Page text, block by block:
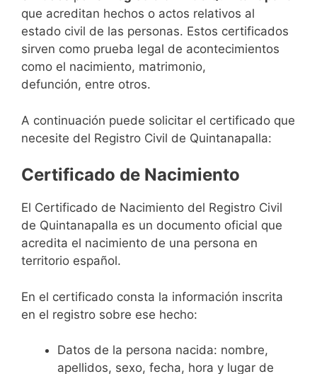
que acreditan hechos o actos relativos al
estado civil de las personas. Estos certificados
sirven como prueba legal de acontecimientos
como el nacimiento, matrimonio,
defunción, entre otros.
A continuación puede solicitar el certificado que
necesite del Registro Civil de Quintanapalla:
Certificado de Nacimiento
El Certificado de Nacimiento del Registro Civil
de Quintanapalla es un documento oficial que
acredita el nacimiento de una persona en
territorio español.
En el certificado consta la información inscrita
en el registro sobre ese hecho:
Datos de la persona nacida: nombre,
apellidos, sexo, fecha, hora y lugar de